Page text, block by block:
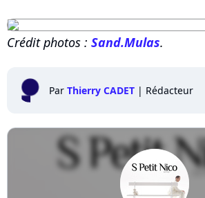
Crédit photos : Sand.Mulas.
Par Thierry CADET | Rédacteur